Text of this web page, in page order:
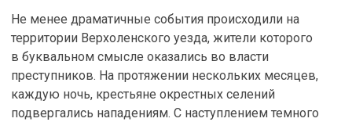
Не менее драматичные события происходили на
территории Верхоленского уезда, жители которого
в буквальном смысле оказались во власти
преступников. На протяжении нескольких месяцев,
каждую ночь, крестьяне окрестных селений
подвергались нападениям. С наступлением темного